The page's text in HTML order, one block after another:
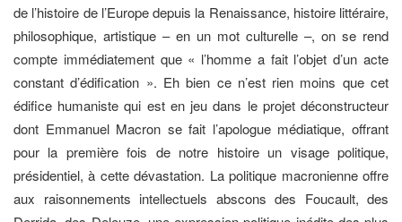
de l’histoire de l’Europe depuis la Renaissance, histoire littéraire,
philosophique, artistique – en un mot culturelle –, on se rend
compte immédiatement que « l’homme a fait l’objet d’un acte
constant d’édification ». Eh bien ce n’est rien moins que cet
édifice humaniste qui est en jeu dans le projet déconstructeur
dont Emmanuel Macron se fait l’apologue médiatique, offrant
pour la première fois de notre histoire un visage politique,
présidentiel, à cette dévastation. La politique macronienne offre
aux raisonnements intellectuels abscons des Foucault, des